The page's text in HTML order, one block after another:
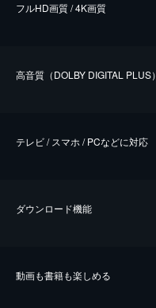
フルHD画質 / 4K画質
⾼⾳質（DOLBY DIGITAL PLUS）
テレビ / スマホ / PCなどに対応
ダウンロード機能
動画も書籍も楽しめる